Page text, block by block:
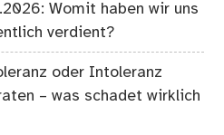
Womit haben wir uns
verdient?
oder Intoleranz
– was schadet wirklich